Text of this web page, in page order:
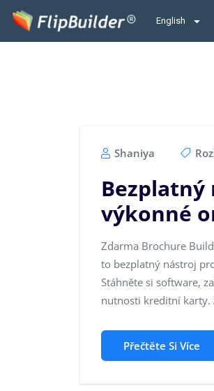
English
Shaniya
výkonné
Zdarma Brochure
to bezplatný nástroj
Stáhněte si software,
nutnosti kreditní karty.
Přečtěte Si Více